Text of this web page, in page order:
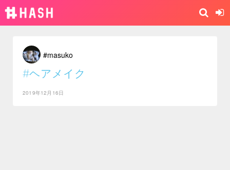
#masuko
#ヘアメイク
2019年12月16日